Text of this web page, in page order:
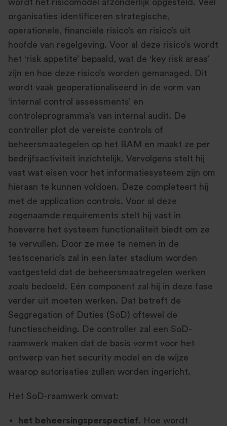
wordt het risicomodel afzonderlijk opgesteld. Veel
organisaties identificeren strategische,
operationele, financiële risico’s en risico’s uit
hoofde van regelgeving. Voor al deze risico’s wordt
het ‘risk appetite’ bepaald, wat de ‘key risk areas’
zijn en hoe deze risico’s worden gemanaged. Dit
wordt vaak geoperationaliseerd in de vorm van
‘internal control assessments’ en
controleprogramma’s van internal audit. De
controller plot de vereiste controls of
beheersmaategelen op het BAM en maakt ze per
bedrijfsactiviteit inzichtelijk. Vervolgens stelt hij
vast wat eisen voor het informatiesysteem zijn om
hieraan te kunnen voldoen. Deze completeert hij
met de application controls. Voor al deze
zogenaamde requirements stelt hij vast in
hoeverre het systeem functionaliteit biedt om ze
te vervullen. Door ze mee te nemen in de
testscenario’s zal in een later stadium worden
vastgesteld dat de beheersmaatregelen werken
zoals bedoeld. Eén component zal hij in deze fase
verder uit moeten werken. Dat betreft de
Seggregation of Duties (SoD) oftewel de
functiescheiding. De controller zal een SoD-
raamwerk maken dat de basis vormt voor het
ontwerp van het security model en de wijze
waarop autorisaties zullen worden ingericht.
Het SoD-raamwerk omvat:
het beheersingsperspectief. Hoe wordt